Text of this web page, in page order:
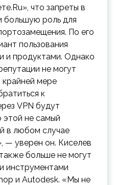
что запреты в
большую роль для
По его
пользования
и продуктами. Однако
не могут
крайней мере
к
VPN будут
этой не самый
в любом случае
— уверен он. Киселев
больше не могут
инструментами
и Autodesk. «Мы не